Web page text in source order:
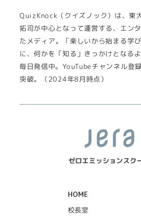
QuizKnock（クイズノック）は、東
拓司が中心となって運営する、エン
たメディア。「楽しいから始まる学
に、何かを「知る」きっかけとなる
毎日発信中。YouTubeチャンネル登
突破。（2024年8月時点）
ゼロエミッションスク
HOME
校長室